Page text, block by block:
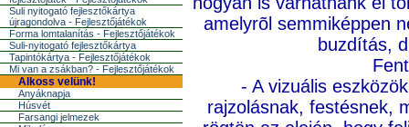
Suli nyitogató fejlesztőkártya
újragondolva - Fejlesztőjátékok
Forma lomtalanítás - Fejlesztőjátékok
Suli-nyitogató fejlesztőkártya
Tapintókártya - Fejlesztőjátékok
Mi van a zsákban? - Fejlesztőjátékok
Alkoss velünk!
Anyáknapja
Húsvét
Farsangi jelmezek
amelyrõl semmiképpen
buzdítás,
- A vizuális
rajzolásnak, festésnek,